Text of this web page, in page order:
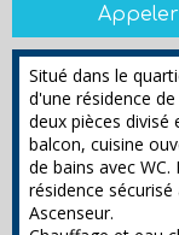
Appeler
Situé dans le
d'une résidence
deux pièces
balcon, cuisine
de bains avec
résidence
Ascenseur.